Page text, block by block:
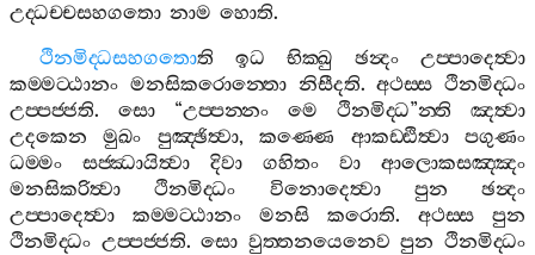
උද‍්ධච‍්චසහගතො නාම හොති.
ථිනමිද‍්ධසහගතොති ඉධ භික‍්ඛු ඡන්‍දං
උප‍්පාදෙත්‍වා
කම‍්මට‍්ඨානං මනසිකරොන‍්තො නිසීදති.අථස‍්ස ථිනමිද‍්ධං
උප‍්පජ‍්ජති. සො “උප‍්පන‍්නං මෙ ථිනමිද‍්ධ”න‍්ති
ඤත්‍වා
උදකෙන
මුඛං පුඤ‍්ඡිත්‍වා,කණ‍්ණෙ ආකඩ‍්ඪිත්‍වා
පගුණං
ධම‍්මං
සජ‍්ඣායිත්‍වා දිවා ගහිතං වා
ආලොකසඤ‍්ඤං
මනසිකරිත්‍වා
ථිනමිද‍්ධං විනොදෙත්‍වා පුන
ඡන්‍දං
උප‍්පාදෙත්‍වා
කම‍්මට‍්ඨානං මනසි කරොති. අථස‍්ස
පුන
ථිනමිද‍්ධං උප‍්පජ‍්ජති.සො වුත‍්තනයෙනෙව පුන ථිනමිද‍්ධං